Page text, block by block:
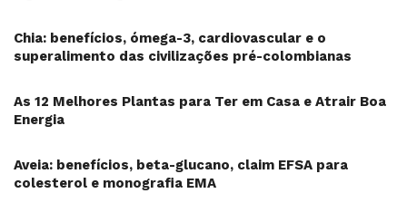
Chia: benefícios, ómega-3, cardiovascular e o
superalimento das civilizações pré-colombianas
As 12 Melhores Plantas para Ter em Casa e Atrair Boa
Energia
Aveia: benefícios, beta-glucano, claim EFSA para
colesterol e monografia EMA